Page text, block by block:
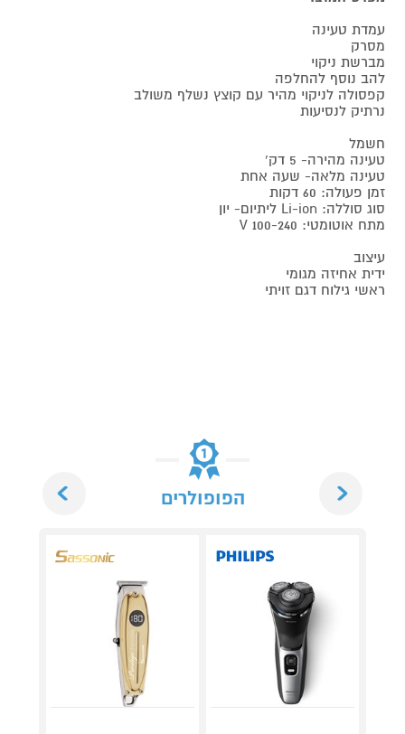
עמדת טעינה
מסרק
מברשת ניקוי
להב נוסף להחלפה
קפסולה לניקוי מהיר עם קוצץ נשלף משולב
נרתיק לנסיעות
חשמל
טעינה מהירה- 5 דק'
טעינה מלאה- שעה אחת
זמן פעולה: 60 דקות
סוג סוללה: Li-ion ליתיום- יון
מתח אוטומטי: 100-240 V
עיצוב
ידית אחיזה מגומי
ראשי גילוח דגם זויתי
הפופולרים